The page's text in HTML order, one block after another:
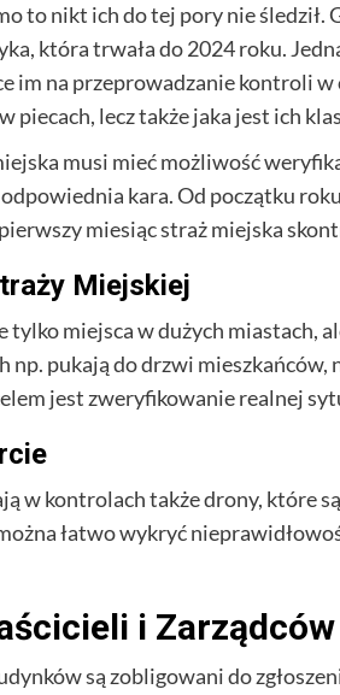
to nikt ich do tej pory nie
która trwała do 2024 roku.
im na przeprowadzanie kontroli w
piecach, lecz także jaka jest ich
musi mieć możliwość
kara. Od początku
miesiąc straż miejska
Miejskiej
tylko miejsca w dużych miastach,
np. pukają do drzwi
jest zweryfikowanie realnej
w kontrolach także drony, które
łatwo wykryć
i Zarządców
są zobligowani do